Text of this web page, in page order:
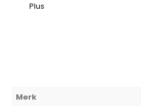
Plus
Merk